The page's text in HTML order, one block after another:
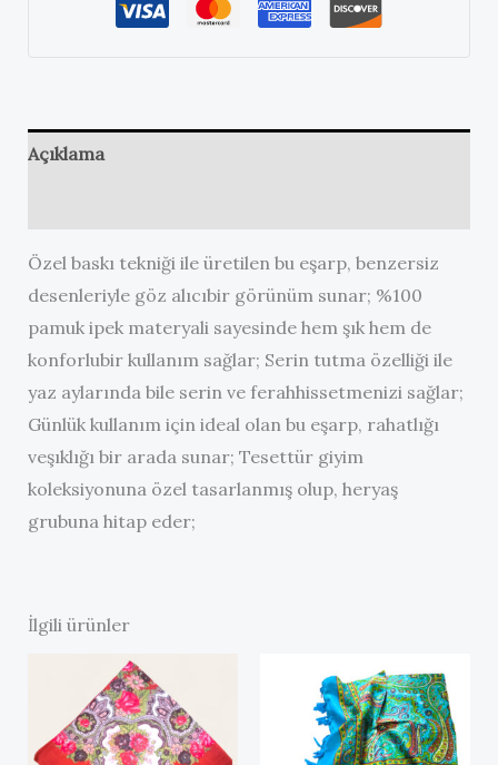
Açıklama
Özel baskı tekniği ile üretilen bu eşarp, benzersiz
desenleriyle göz alıcıbir görünüm sunar; %100
pamuk ipek materyali sayesinde hem şık hem de
konforlubir kullanım sağlar; Serin tutma özelliği ile
yaz aylarında bile serin ve ferahhissetmenizi sağlar;
Günlük kullanım için ideal olan bu eşarp, rahatlığı
veşıklığı bir arada sunar; Tesettür giyim
koleksiyonuna özel tasarlanmış olup, heryaş
grubuna hitap eder;
İlgili ürünler